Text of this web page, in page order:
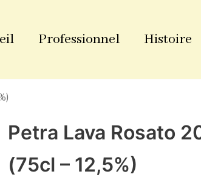
Professionnel Histoire
Petra Lava Rosato
(75cl – 12,5%)